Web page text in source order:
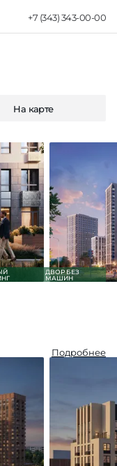
+7 (343) 343-00-00
На карте
ДВОР БЕЗ
МАШИН
Подробнее
от 7.2 млн руб
от 9.8 млн руб
от 0.8 млн руб
от 0.3 млн руб
Все квартиры